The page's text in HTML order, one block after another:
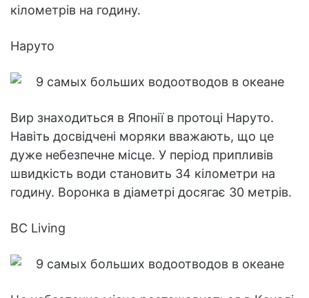
кілометрів на годину.
Наруто
Вир знаходиться в Японії в протоці Наруто.
Навіть досвідчені моряки вважають, що це
дуже небезпечне місце. У період припливів
швидкість води становить 34 кілометри на
годину. Воронка в діаметрі досягає 30 метрів.
BC Living